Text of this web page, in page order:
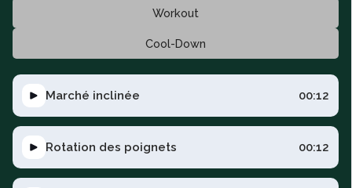
Workout
Cool-Down
Marché inclinée 00:12
Rotation des poignets 00:12